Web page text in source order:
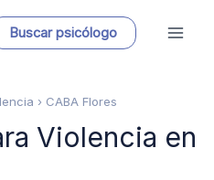
Buscar psicólogo
› CABA Flores
Violencia en